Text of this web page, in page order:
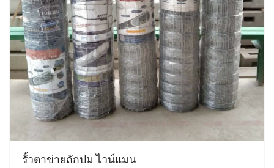
รั้วตาข่ายถักปม ไวน์แมน